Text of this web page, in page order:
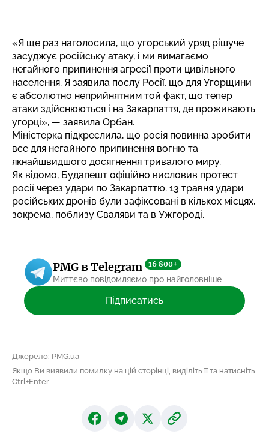
«Я ще раз наголосила, що угорський уряд рішуче
засуджує російську атаку, і ми вимагаємо
негайного припинення агресії проти цивільного
населення. Я заявила послу Росії, що для Угорщини
є абсолютно неприйнятним той факт, що тепер
атаки здійснюються і на Закарпаття, де проживають
угорці», — заявила Орбан.
Міністерка підкреслила, що росія повинна зробити
все для негайного припинення вогню та
якнайшвидшого досягнення тривалого миру.
Як відомо, Будапешт офіційно висловив протест
росії через удари по Закарпаттю. 13 травня удари
російських дронів були зафіксовані в кількох місцях,
зокрема, поблизу Сваляви та в Ужгороді.
PMG в Telegram 16 800+
Миттєво повідомляємо про найголовніше
Підписатись
Джерело: PMG.ua
Якщо Ви виявили помилку на цій сторінці, виділіть її та натисніть
Ctrl+Enter